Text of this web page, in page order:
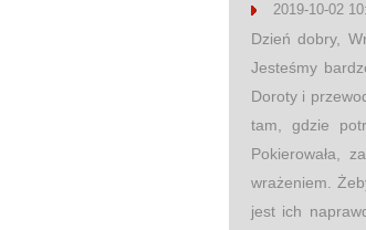
2019-10-02
Dzień dobry,
Jesteśmy
Doroty i
tam, gdzie
Pokierowała,
wrażeniem.
jest ich